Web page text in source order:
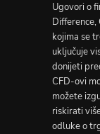
Ugovori o
Difference,
kojima se
uključuje
donijeti
CFD-ovi
možete
riskirati
odluke o